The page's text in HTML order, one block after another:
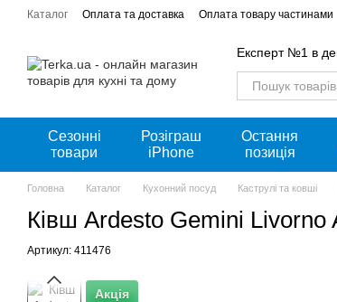
Перейти к основному контенту
Каталог Оплата та доставка Оплата товару частинами
Експерт №1 в
Сезонні
товари
Розіграш
iPhone
Остання
позиція
Головна Каталог Кухонний посуд Каструлі та ковші
Ківш Ardesto Gemini Livorno
Артикул: 411476
Акція